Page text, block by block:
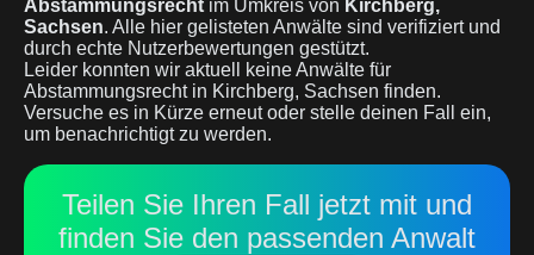
Abstammungsrecht im Umkreis von Kirchberg,
Sachsen. Alle hier gelisteten Anwälte sind verifiziert und
durch echte Nutzerbewertungen gestützt.
Leider konnten wir aktuell keine Anwälte für
Abstammungsrecht in Kirchberg, Sachsen finden.
Versuche es in Kürze erneut oder stelle deinen Fall ein,
um benachrichtigt zu werden.
Teilen Sie Ihren Fall jetzt mit und
finden Sie den passenden Anwalt